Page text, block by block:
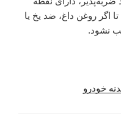
اگر روغن داغ، ضد یخ یا
نشود.
خودرو